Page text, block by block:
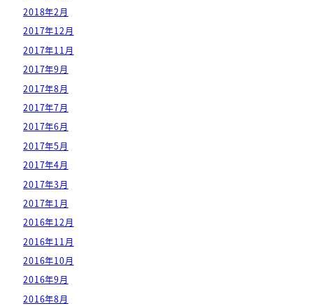
2018年2月
2017年12月
2017年11月
2017年9月
2017年8月
2017年7月
2017年6月
2017年5月
2017年4月
2017年3月
2017年1月
2016年12月
2016年11月
2016年10月
2016年9月
2016年8月